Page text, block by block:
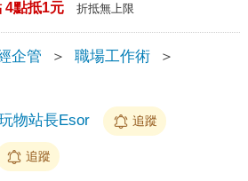
4點抵1元 折抵無上限
企管 ＞ 職場工作術
＞
物站長Esor 追蹤
追蹤